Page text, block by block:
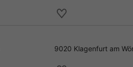
9020 Klagenfurt am